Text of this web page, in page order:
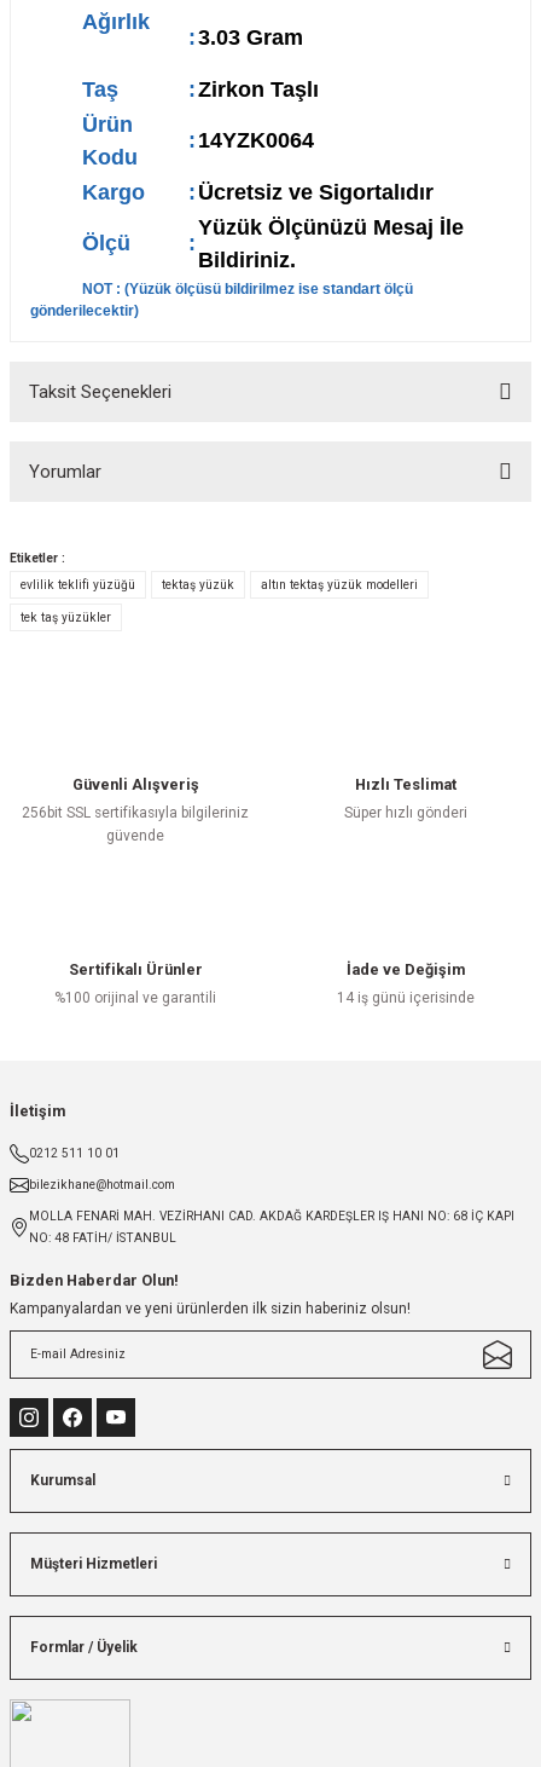
Ağırlık
:3.03 Gram
Taş :Zirkon Taşlı
Ürün
Kodu
: 14YZK0064
Kargo : Ücretsiz ve Sigortalıdır
Ölçü :
Yüzük Ölçünüzü Mesaj İle
Bildiriniz.
NOT : (Yüzük ölçüsü bildirilmez ise standart ölçü
gönderilecektir)
Taksit Seçenekleri
Yorumlar
Bu ürüne ilk yorumu siz yapın!
Etiketler :
evlilik teklifi yüzüğü
tektaş yüzük altın tektaş yüzük modelleri
tek taş yüzükler
Güvenli Alışveriş
256bit SSL sertifikasıyla bilgileriniz
güvende
Hızlı Teslimat
Süper hızlı gönderi
Sertifikalı Ürünler
%100 orijinal ve garantili
İade ve Değişim
14 iş günü içerisinde
İletişim
0212 511 10 01
bilezikhane@hotmail.com
MOLLA FENARİ MAH. VEZİRHANI CAD. AKDAĞ KARDEŞLER IŞ HANI NO: 68 İÇ KAPI
NO: 48 FATİH/ İSTANBUL
Bizden Haberdar Olun!
Kampanyalardan ve yeni ürünlerden ilk sizin haberiniz olsun!
Kurumsal
Müşteri Hizmetleri
Formlar / Üyelik